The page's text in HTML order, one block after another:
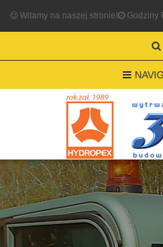
Witamy na naszej stronie! Godziny